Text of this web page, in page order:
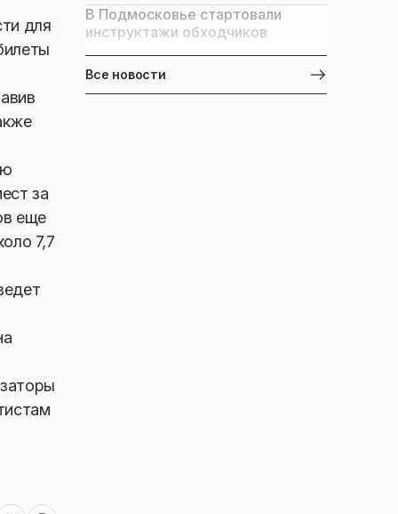
для
за
еще
7,7
В Подмосковье стартовали
инструктажи обходчиков
Все новости